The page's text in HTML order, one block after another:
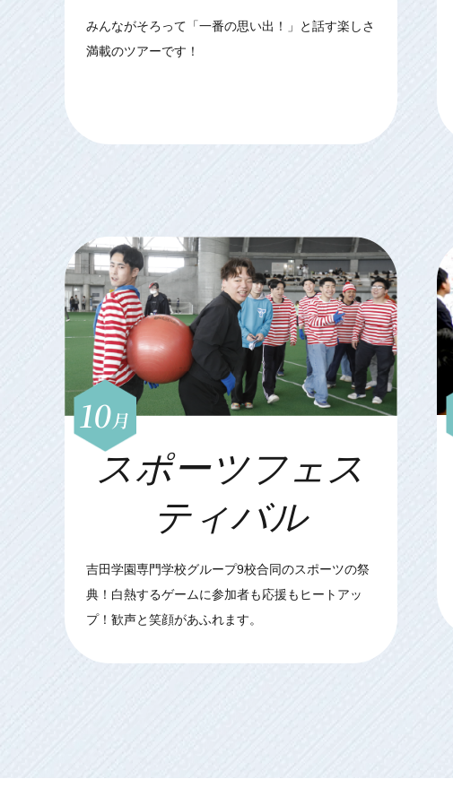
みんながそろって「一番の思い出！」と話す楽しさ
満載のツアーです！
10月
スポーツフェス
ティバル
吉田学園専門学校グループ9校合同のスポーツの祭
典！白熱するゲームに参加者も応援もヒートアッ
プ！歓声と笑顔があふれます。